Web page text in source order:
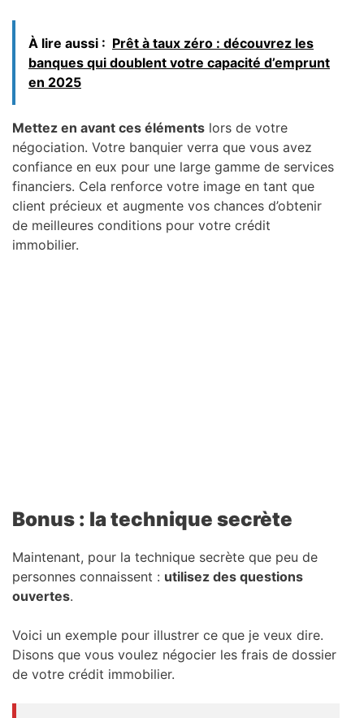
À lire aussi : Prêt à taux zéro : découvrez les
banques qui doublent votre capacité d’emprunt
en 2025
Mettez en avant ces éléments lors de votre
négociation. Votre banquier verra que vous avez
confiance en eux pour une large gamme de services
financiers. Cela renforce votre image en tant que
client précieux et augmente vos chances d’obtenir
de meilleures conditions pour votre crédit
immobilier.
Bonus : la technique secrète
Maintenant, pour la technique secrète que peu de
personnes connaissent : utilisez des questions
ouvertes.
Voici un exemple pour illustrer ce que je veux dire.
Disons que vous voulez négocier les frais de dossier
de votre crédit immobilier.